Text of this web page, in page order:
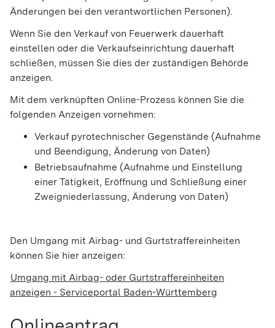
Änderungen bei den verantwortlichen Personen).
Wenn Sie den Verkauf von Feuerwerk dauerhaft
einstellen oder die Verkaufseinrichtung dauerhaft
schließen, müssen Sie dies der zuständigen Behörde
anzeigen.
Mit dem verknüpften Online-Prozess können Sie die
folgenden Anzeigen vornehmen:
Verkauf pyrotechnischer Gegenstände (Aufnahme
und Beendigung, Änderung von Daten)
Betriebsaufnahme (Aufnahme und Einstellung
einer Tätigkeit, Eröffnung und Schließung einer
Zweigniederlassung, Änderung von Daten)
Den Umgang mit Airbag- und Gurtstraffereinheiten
können Sie hier anzeigen:
Umgang mit Airbag- oder Gurtstraffereinheiten
anzeigen - Serviceportal Baden-Württemberg